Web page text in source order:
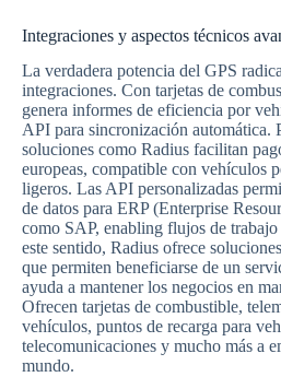
Integraciones y aspectos técnicos
La verdadera potencia del GPS
integraciones. Con tarjetas de
genera informes de eficiencia por
API para sincronización automática.
soluciones como Radius facilitan
europeas, compatible con vehículos
ligeros. Las API personalizadas
de datos para ERP (Enterprise
como SAP, enabling flujos de
este sentido, Radius ofrece
que permiten beneficiarse de un
ayuda a mantener los negocios en
Ofrecen tarjetas de combustible,
vehículos, puntos de recarga para
telecomunicaciones y mucho más a
mundo.